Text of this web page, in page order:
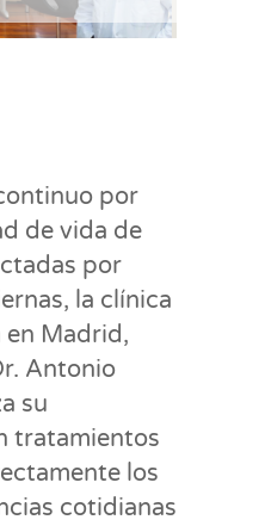
por
de vida de
por
la clínica
en Madrid,
Antonio
su
tratamientos
los
cotidianas